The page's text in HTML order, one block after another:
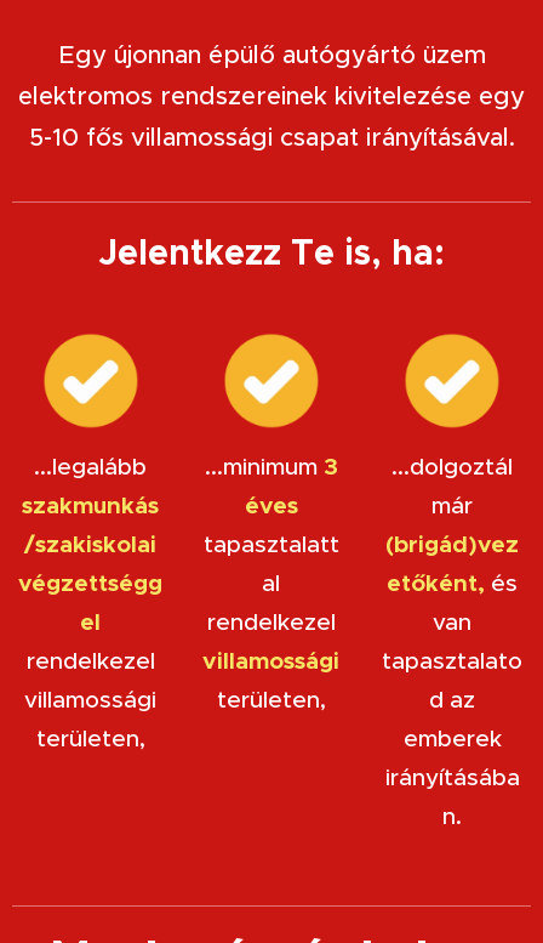
Egy újonnan épülő autógyártó üzem
elektromos rendszereinek kivitelezése egy
5-10 fős villamossági csapat irányításával.
Jelentkezz Te is, ha:
...legalább
szakmunkás
/szakiskolai
végzettségg
el
rendelkezel
villamossági
területen,
...minimum 3
éves
tapasztalatt
al
rendelkezel
villamossági
területen,
...dolgoztál
már
(brigád)vez
etőként, és
van
tapasztalato
d az
emberek
irányításába
n.